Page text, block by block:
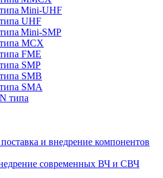
Mini-UHF
UHF
Mini-SMP
MCX
FME
SMP
SMB
SMA
типа
и внедрение компонентов
современных ВЧ и СВЧ